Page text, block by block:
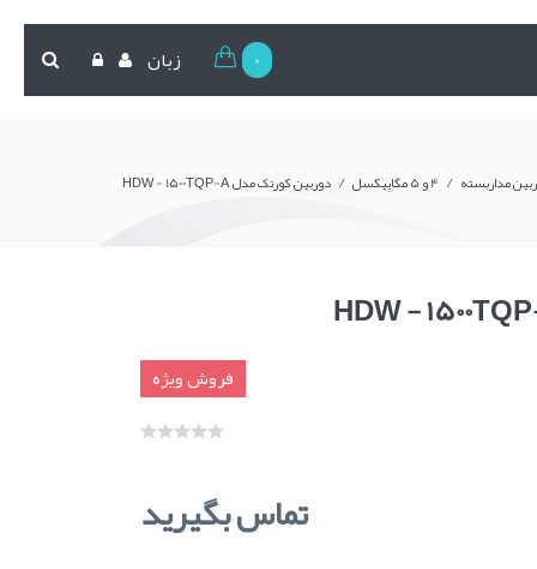
0 زبان
مداربسته / 4 و 5 مگاپیکسل / دوربین کورتک مدل HDW - 1500TQP-A
فروش ویژه
تماس بگیرید